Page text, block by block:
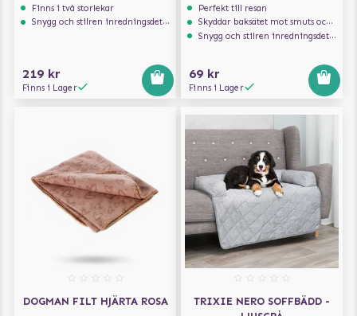
Finns i två storlekar
Snygg och stilren inredningsdetalj
219 kr
Finns i Lager
Perfekt till resan
Skyddar baksätet mot smuts och päls
Snygg och stilren inredningsdetalj
69 kr
Finns i Lager
DOGMAN FILT HJÄRTA ROSA
TRIXIE NERO SOFFBÄDD -